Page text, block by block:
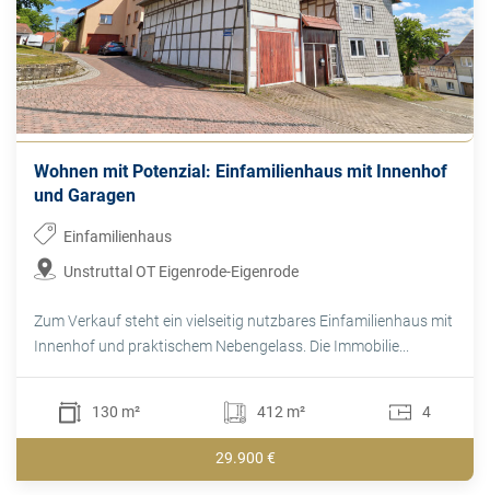
Wohnen mit Potenzial: Einfamilienhaus mit Innenhof
und Garagen
Einfamilienhaus
Unstruttal OT Eigenrode-Eigenrode
Zum Verkauf steht ein vielseitig nutzbares Einfamilienhaus mit
Innenhof und praktischem Nebengelass. Die Immobilie...
130 m² 412 m² 4
29.900 €